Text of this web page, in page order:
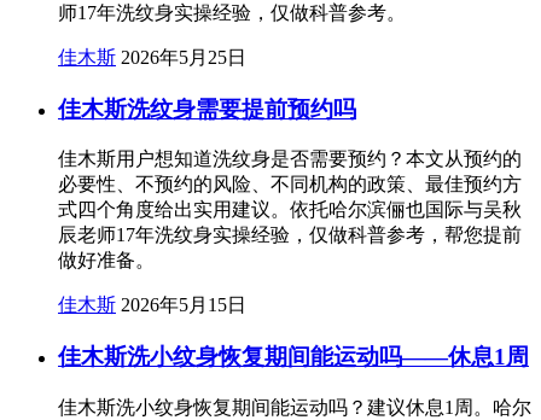
师17年洗纹身实操经验，仅做科普参考。
佳木斯 2026年5月25日
佳木斯洗纹身需要提前预约吗
佳木斯用户想知道洗纹身是否需要预约？本文从预约的
必要性、不预约的风险、不同机构的政策、最佳预约方
式四个角度给出实用建议。依托哈尔滨俪也国际与吴秋
辰老师17年洗纹身实操经验，仅做科普参考，帮您提前
做好准备。
佳木斯 2026年5月15日
佳木斯洗小纹身恢复期间能运动吗——休息1周
佳木斯洗小纹身恢复期间能运动吗？建议休息1周。哈尔